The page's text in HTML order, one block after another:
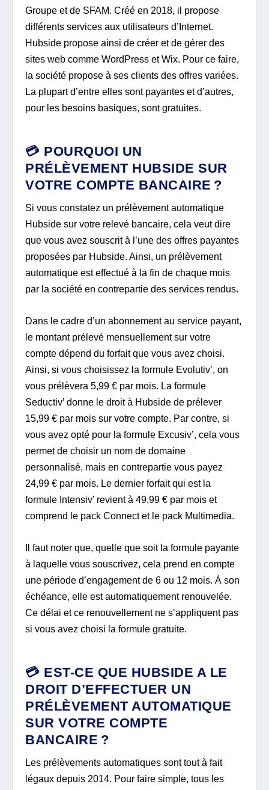
Groupe et de SFAM. Créé en 2018, il propose
différents services aux utilisateurs d’Internet.
Hubside propose ainsi de créer et de gérer des
sites web comme WordPress et Wix. Pour ce faire,
la société propose à ses clients des offres variées.
La plupart d’entre elles sont payantes et d’autres,
pour les besoins basiques, sont gratuites.
💳 POURQUOI UN
PRÉLÈVEMENT HUBSIDE SUR
VOTRE COMPTE BANCAIRE ?
Si vous constatez un prélèvement automatique
Hubside sur votre relevé bancaire, cela veut dire
que vous avez souscrit à l’une des offres payantes
proposées par Hubside. Ainsi, un prélèvement
automatique est effectué à la fin de chaque mois
par la société en contrepartie des services rendus.
Dans le cadre d’un abonnement au service payant,
le montant prélevé mensuellement sur votre
compte dépend du forfait que vous avez choisi.
Ainsi, si vous choisissez la formule Evolutiv’, on
vous prélèvera 5,99 € par mois. La formule
Seductiv’ donne le droit à Hubside de prélever
15,99 € par mois sur votre compte. Par contre, si
vous avez opté pour la formule Excusiv’, cela vous
permet de choisir un nom de domaine
personnalisé, mais en contrepartie vous payez
24,99 € par mois. Le dernier forfait qui est la
formule Intensiv’ revient à 49,99 € par mois et
comprend le pack Connect et le pack Multimedia.
Il faut noter que, quelle que soit la formule payante
à laquelle vous souscrivez, cela prend en compte
une période d’engagement de 6 ou 12 mois. À son
échéance, elle est automatiquement renouvelée.
Ce délai et ce renouvellement ne s’appliquent pas
si vous avez choisi la formule gratuite.
💳 EST-CE QUE HUBSIDE A LE
DROIT D’EFFECTUER UN
PRÉLÈVEMENT AUTOMATIQUE
SUR VOTRE COMPTE
BANCAIRE ?
Les prélèvements automatiques sont tout à fait
légaux depuis 2014. Pour faire simple, tous les